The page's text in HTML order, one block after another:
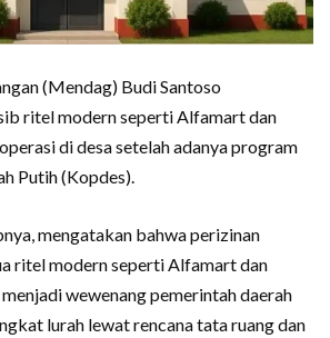
(Mendag) Budi Santoso
ritel modern seperti Alfamart dan
di desa setelah adanya program
Putih (Kopdes).
mengatakan bahwa perizinan
ritel modern seperti Alfamart dan
wewenang pemerintah daerah
lurah lewat rencana tata ruang dan